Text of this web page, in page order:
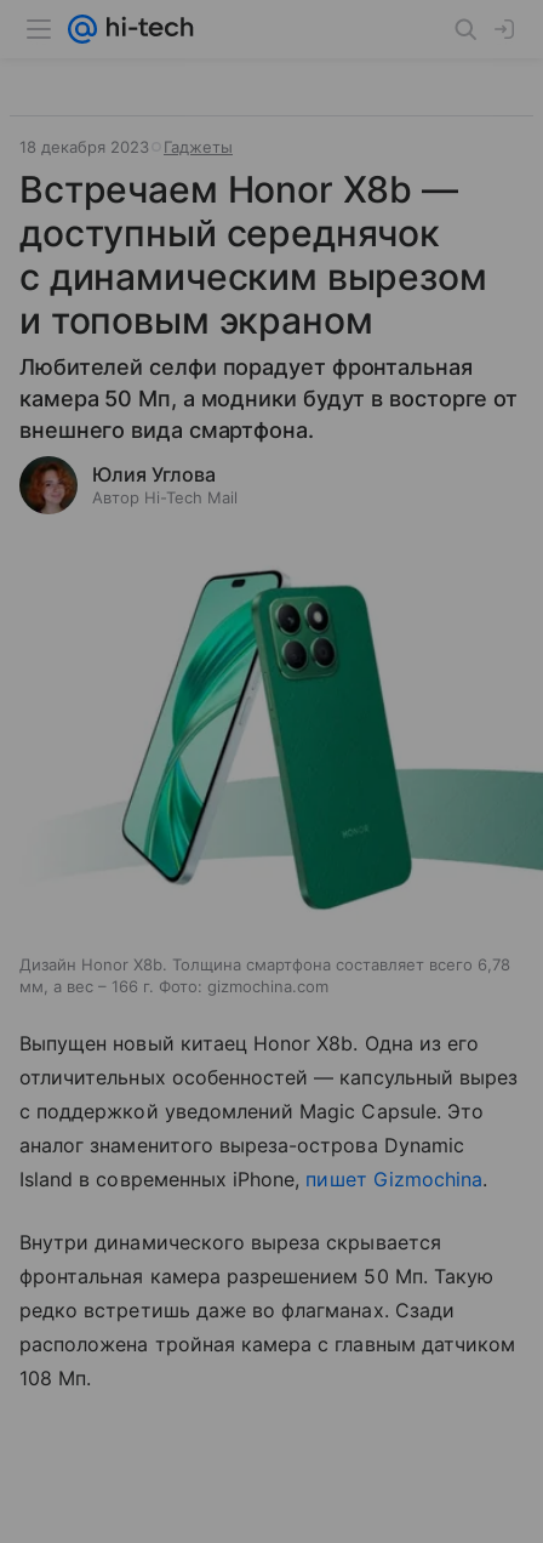
18 декабря 2023 Гаджеты
Встречаем Honor X8b —
доступный середнячок
с динамическим вырезом
и топовым экраном
Любителей селфи порадует фронтальная
камера 50 Мп, а модники будут в восторге от
внешнего вида смартфона.
Юлия Углова
Автор Hi-Tech Mail
Дизайн Honor X8b. Толщина смартфона составляет всего 6,78
мм, а вес – 166 г. Фото: gizmochina.com
Выпущен новый китаец Honor X8b. Одна из его
отличительных особенностей — капсульный вырез
с поддержкой уведомлений Magic Capsule. Это
аналог знаменитого выреза-острова Dynamic
Island в современных iPhone, пишет Gizmochina.
Внутри динамического выреза скрывается
фронтальная камера разрешением 50 Мп. Такую
редко встретишь даже во флагманах. Сзади
расположена тройная камера с главным датчиком
108 Мп.